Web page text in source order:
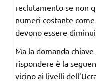
reclutamento se non
numeri costante
devono essere
Ma la domanda
rispondere è la
vicino ai livelli